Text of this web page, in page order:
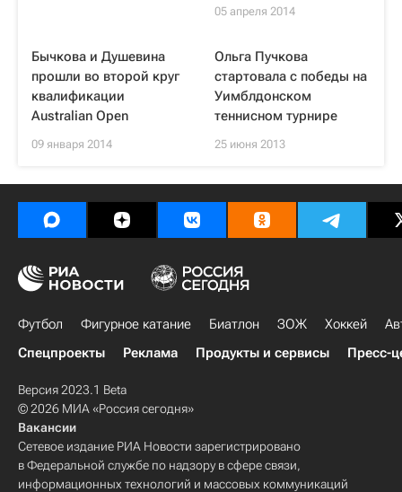
05 апреля 2014
Бычкова и Душевина
прошли во второй круг
квалификации
Australian Open
09 января 2014
Ольга Пучкова
стартовала с победы на
Уимблдонском
теннисном турнире
25 июня 2013
Футбол Фигурное катание Биатлон ЗОЖ Хоккей
Спецпроекты
Реклама Продукты и сервисы Пресс-
Версия 2023.1 Beta
© 2026 МИА «Россия сегодня»
Вакансии
Сетевое издание РИА Новости зарегистрировано
в Федеральной службе по надзору в сфере связи,
информационных технологий и массовых коммуникаций